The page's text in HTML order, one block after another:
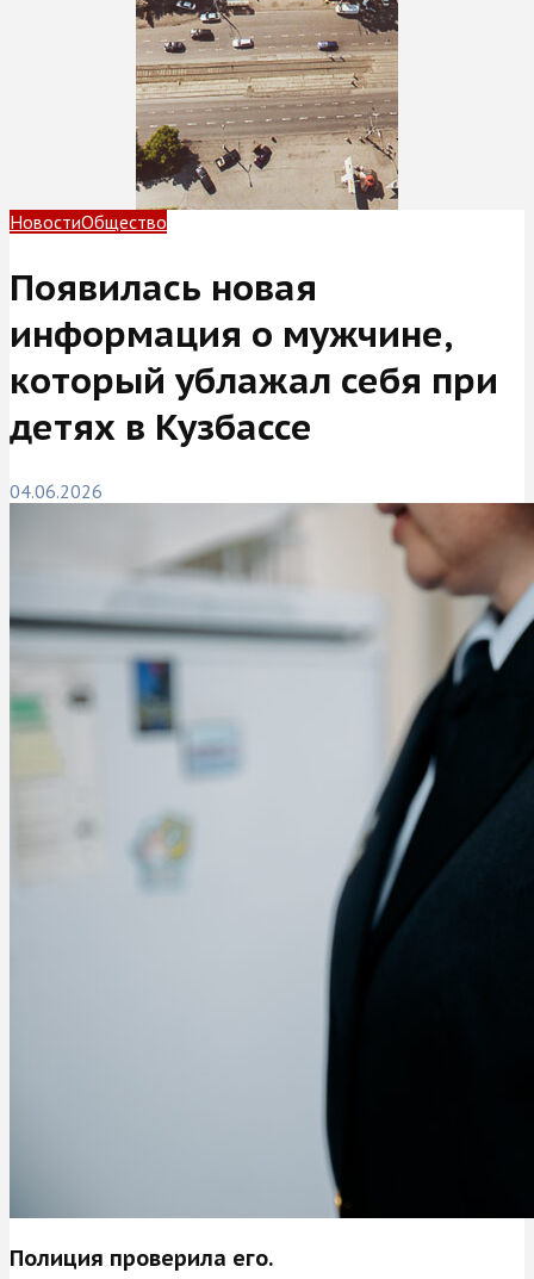
НовостиОбщество
Появилась новая
информация о мужчине,
который ублажал себя при
детях в Кузбассе
04.06.2026
Полиция проверила его.